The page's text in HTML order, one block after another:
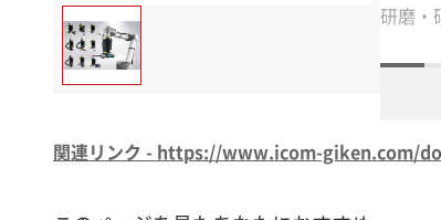
研磨・
1．協
関連リンク - https://www.icom-giken.com/